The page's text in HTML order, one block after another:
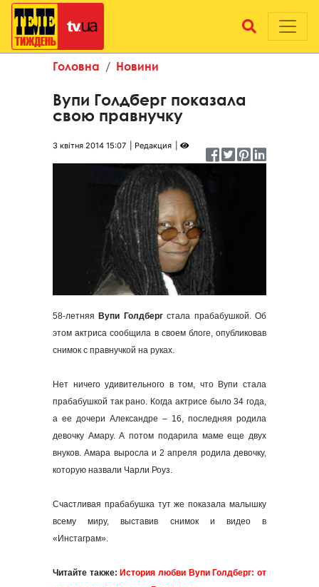
Головна Новини
Вупи Голдберг показала
свою правнучку
3 квітня 2014 15:07 Редакция
58-летняя Вупи Голдбергстала прабабушкой. Об
этом актриса сообщила в своем блоге, опубликовав
снимок с правнучкой на руках.
Нет ничего удивительного в том, что Вупи стала
прабабушкой так рано. Когда актрисе было 34 года,
а ее дочери Александре – 16, последняя родила
девочку Амару. А потом подарила маме еще двух
внуков. Амара выросла и 2 апреля родила девочку,
которую назвали Чарли Роуз.
Счастливая прабабушка тут же показала малышку
всему миру, выставив снимок и видео в
«Инстаграм».
Читайте также: История любви Вупи Голдберг: от